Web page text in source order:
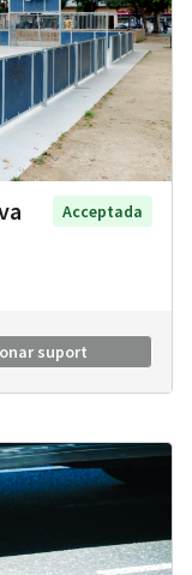
Acceptada
suport